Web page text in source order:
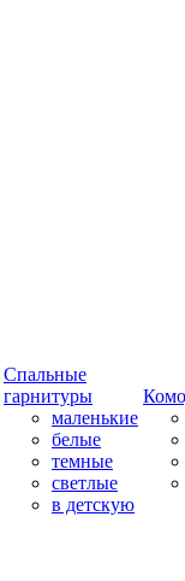
Спальные
гарнитуры
маленькие
белые
темные
светлые
в детскую